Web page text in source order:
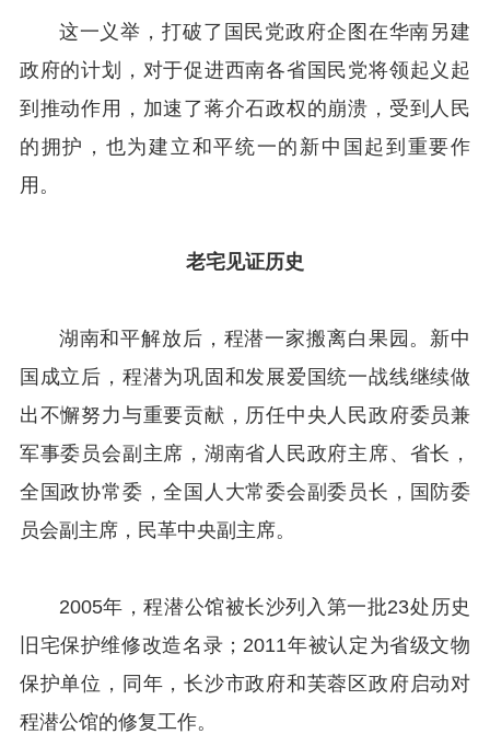
这一义举，打破了国民党政府企图在华南另建
政府的计划，对于促进西南各省国民党将领起义起
到推动作用，加速了蒋介石政权的崩溃，受到人民
的拥护，也为建立和平统一的新中国起到重要作
用。
老宅见证历史
湖南和平解放后，程潜一家搬离白果园。新中
国成立后，程潜为巩固和发展爱国统一战线继续做
出不懈努力与重要贡献，历任中央人民政府委员兼
军事委员会副主席，湖南省人民政府主席、省长，
全国政协常委，全国人大常委会副委员长，国防委
员会副主席，民革中央副主席。
2005年，程潜公馆被长沙列入第一批23处历史
旧宅保护维修改造名录；2011年被认定为省级文物
保护单位，同年，长沙市政府和芙蓉区政府启动对
程潜公馆的修复工作。